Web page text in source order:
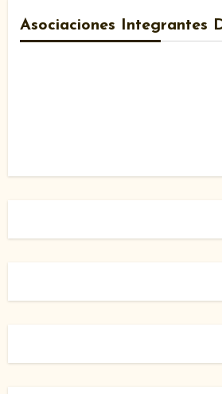
Asociaciones Integrantes